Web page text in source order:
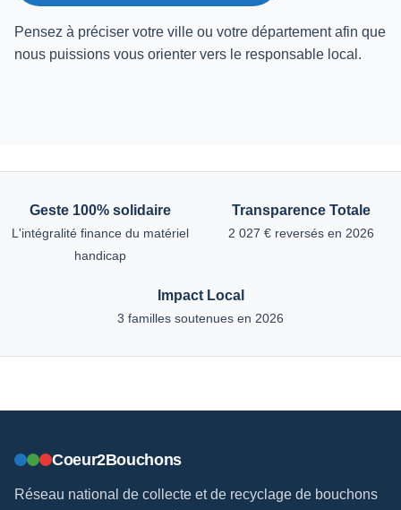
Pensez à préciser votre ville ou votre département afin que
nous puissions vous orienter vers le responsable local.
Geste 100% solidaire
L'intégralité finance du matériel
handicap
Transparence Totale
2 027 € reversés en 2026
Impact Local
3 familles soutenues en 2026
Coeur2Bouchons
Réseau national de collecte et de recyclage de bouchons